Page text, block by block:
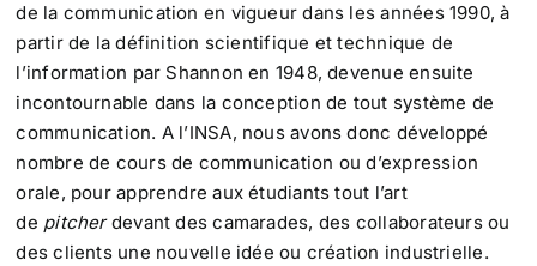
de la communication en vigueur dans les années 1990, à
partir de la définition scientifique et technique de
l’information par Shannon en 1948, devenue ensuite
incontournable dans la conception de tout système de
communication. A l’INSA, nous avons donc développé
nombre de cours de communication ou d’expression
orale, pour apprendre aux étudiants tout l’art
de pitcherdevant des camarades, des collaborateurs ou
des clients une nouvelle idée ou création industrielle.